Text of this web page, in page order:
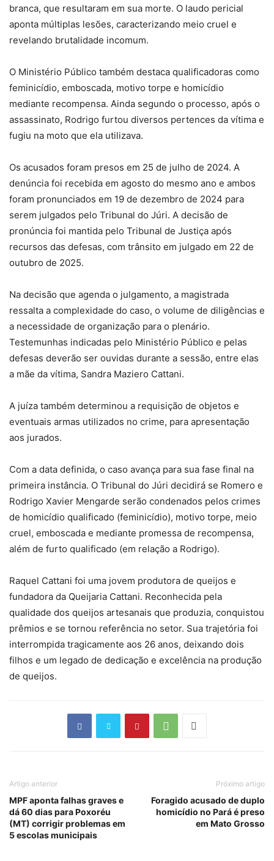
branca, que resultaram em sua morte. O laudo pericial
aponta múltiplas lesões, caracterizando meio cruel e
revelando brutalidade incomum.
O Ministério Público também destaca qualificadoras como
feminicídio, emboscada, motivo torpe e homicídio
mediante recompensa. Ainda segundo o processo, após o
assassinato, Rodrigo furtou diversos pertences da vítima e
fugiu na moto que ela utilizava.
Os acusados foram presos em 25 de julho de 2024. A
denúncia foi recebida em agosto do mesmo ano e ambos
foram pronunciados em 19 de dezembro de 2024 para
serem julgados pelo Tribunal do Júri. A decisão de
pronúncia foi mantida pelo Tribunal de Justiça após
recursos das defesas, com trânsito em julgado em 22 de
outubro de 2025.
Na decisão que agenda o julgamento, a magistrada
ressalta a complexidade do caso, o volume de diligências e
a necessidade de organização para o plenário.
Testemunhas indicadas pelo Ministério Público e pelas
defesas deverão ser ouvidas durante a sessão, entre elas
a mãe da vítima, Sandra Maziero Cattani.
A juíza também determinou a requisição de objetos e
eventuais armas utilizados no crime, para apresentação
aos jurados.
Com a data definida, o caso avança para sua fase final na
primeira instância. O Tribunal do Júri decidirá se Romero e
Rodrigo Xavier Mengarde serão condenados pelos crimes
de homicídio qualificado (feminicídio), motivo torpe, meio
cruel, emboscada e mediante promessa de recompensa,
além de furto qualificado (em relação a Rodrigo).
Raquel Cattani foi uma jovem produtora de queijos e
fundadora da Queijaria Cattani. Reconhecida pela
qualidade dos queijos artesanais que produzia, conquistou
prêmios e se tornou referência no setor. Sua trajetória foi
interrompida tragicamente aos 26 anos, deixando dois
filhos e um legado de dedicação e excelência na produção
de queijos.
Artigo anterior
MPF aponta falhas graves e
dá 60 dias para Poxoréu
(MT) corrigir problemas em
5 escolas municipais
Próximo artigo
Foragido acusado de duplo
homicídio no Pará é preso
em Mato Grosso